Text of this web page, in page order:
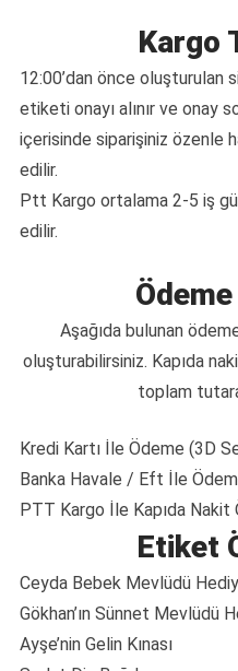
Kargo
12:00’dan önce oluşturulan
etiketi onayı alınır ve onay
içerisinde siparişiniz özenle
edilir.
Ptt Kargo ortalama 2-5 iş
edilir.
Aşağıda bulunan
oluşturabilirsiniz. Kapıda
toplam
Kredi Kartı İle Ödeme (3D
Banka Havale / Eft İle
PTT Kargo İle Kapıda Nakit
Etiket
Ceyda Bebek Mevlüdü
Gökhan’ın Sünnet Mevlüdü
Ayşe’nin Gelin Kınası